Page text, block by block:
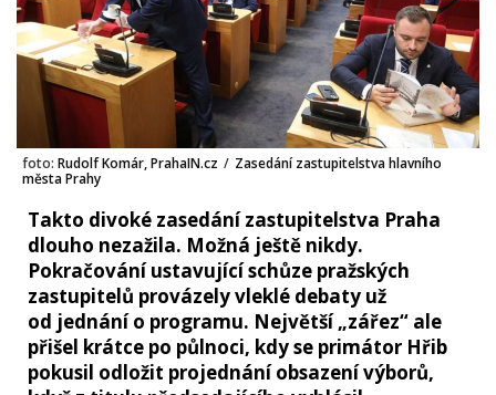
foto: Rudolf Komár, PrahaIN.cz / Zasedání zastupitelstva hlavního
města Prahy
Takto divoké zasedání zastupitelstva Praha
dlouho nezažila. Možná ještě nikdy.
Pokračování ustavující schůze pražských
zastupitelů provázely vleklé debaty už
od jednání o programu. Největší „zářez“ ale
přišel krátce po půlnoci, kdy se primátor Hřib
pokusil odložit projednání obsazení výborů,